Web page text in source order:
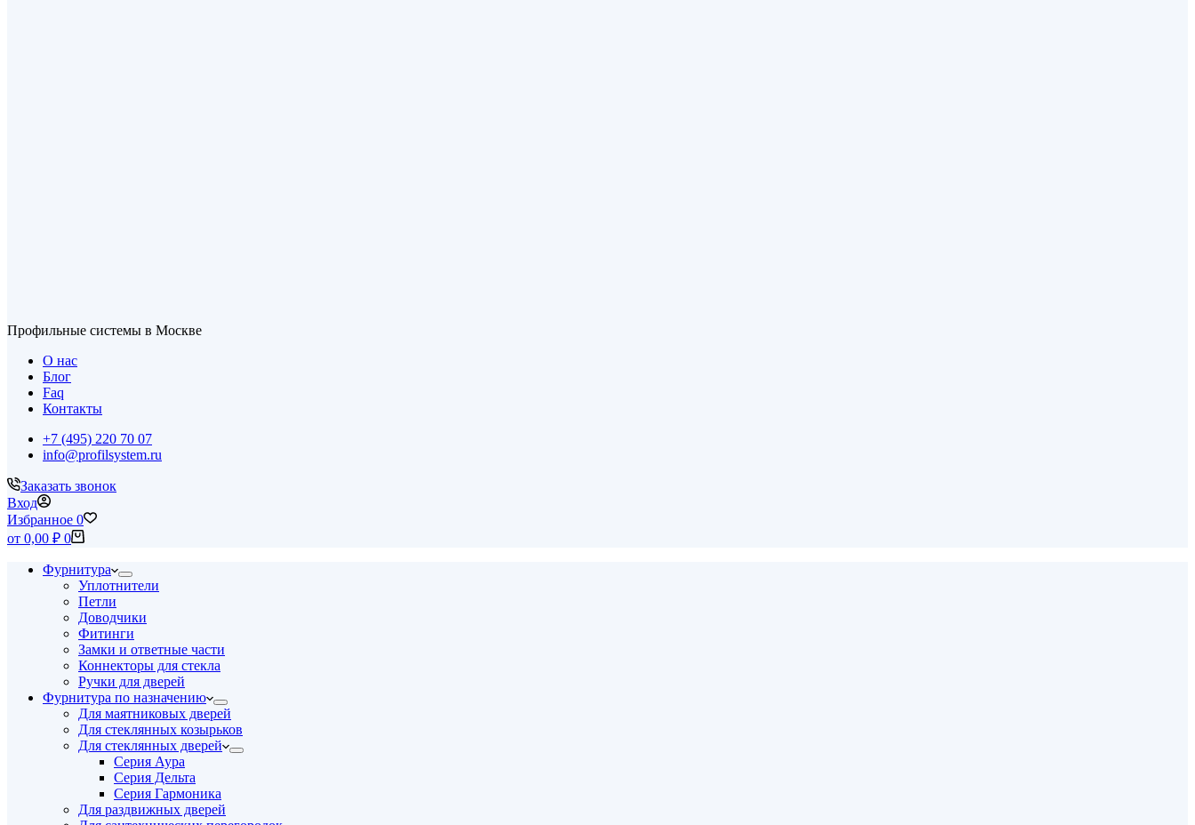
Профильные системы в Москве
О нас
Блог
Faq
Контакты
+7 (495) 220 70 07
info@profilsystem.ru
Заказать звонок
Вход
Избранное 0
Корзина
от 0,00 ₽ 0
Фурнитура
Уплотнители
Петли
Доводчики
Фитинги
Замки и ответные части
Коннекторы для стекла
Ручки для дверей
Фурнитура по назначению
Для маятниковых дверей
Для стеклянных козырьков
Для стеклянных дверей
Серия Аура
Серия Дельта
Серия Гармоника
Для раздвижных дверей